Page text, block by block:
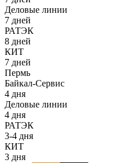
Деловые линии
7 дней
РАТЭК
8 дней
КИТ
7 дней
Пермь
Байкал-Сервис
4 дня
Деловые линии
4 дня
РАТЭК
3-4 дня
КИТ
3 дня